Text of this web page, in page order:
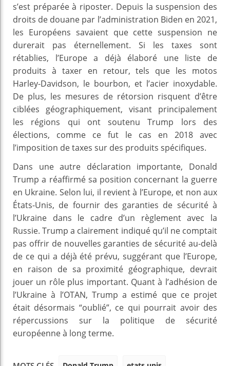
s’est préparée à riposter. Depuis la suspension des
droits de douane par l’administration Biden en 2021,
les Européens savaient que cette suspension ne
durerait pas éternellement. Si les taxes sont
rétablies, l’Europe a déjà élaboré une liste de
produits à taxer en retour, tels que les motos
Harley-Davidson, le bourbon, et l’acier inoxydable.
De plus, les mesures de rétorsion risquent d’être
ciblées géographiquement, visant principalement
les régions qui ont soutenu Trump lors des
élections, comme ce fut le cas en 2018 avec
l’imposition de taxes sur des produits spécifiques.
Dans une autre déclaration importante, Donald
Trump a réaffirmé sa position concernant la guerre
en Ukraine. Selon lui, il revient à l’Europe, et non aux
États-Unis, de fournir des garanties de sécurité à
l’Ukraine dans le cadre d’un règlement avec la
Russie. Trump a clairement indiqué qu’il ne comptait
pas offrir de nouvelles garanties de sécurité au-delà
de ce qui a déjà été prévu, suggérant que l’Europe,
en raison de sa proximité géographique, devrait
jouer un rôle plus important. Quant à l’adhésion de
l’Ukraine à l’OTAN, Trump a estimé que ce projet
était désormais “oublié”, ce qui pourrait avoir des
répercussions sur la politique de sécurité
européenne à long terme.